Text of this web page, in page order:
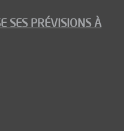
SES PRÉVISIONS À